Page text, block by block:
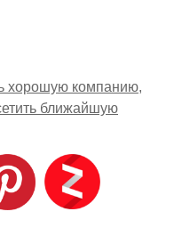
хорошую компанию
ближайшую